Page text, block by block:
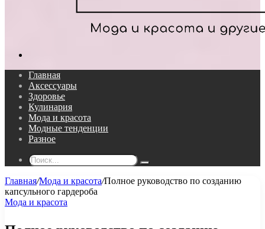
Главная
Аксессуары
Здоровье
Кулинария
Мода и красота
Модные тенденции
Разное
Поиск...
Главная/Мода и красота/Полное руководство по созданию
капсульного гардероба
Мода и красота